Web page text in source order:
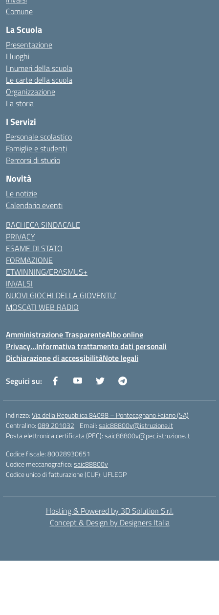
Comune
La Scuola
Presentazione
I luoghi
I numeri della scuola
Le carte della scuola
Organizzazione
La storia
I Servizi
Personale scolastico
Famiglie e studenti
Percorsi di studio
Novità
Le notizie
Calendario eventi
BACHECA SINDACALE
PRIVACY
ESAME DI STATO
FORMAZIONE
ETWINNING/ERASMUS+
INVALSI
NUOVI GIOCHI DELLA GIOVENTU’
MOSCATI WEB RADIO
Amministrazione TrasparenteAlbo online
Privacy…Informativa trattamento dati personali
Dichiarazione di accessibilitàNote legali
Seguici su:
Indirizzo:Via della Repubblica 84098 – Pontecagnano Faiano (SA)
Centralino:089 201032 Email:saic88800v@istruzione.it
Posta elettronica certificata (PEC):saic88800v@pec.istruzione.it
Codice fiscale: 80028930651
Codice meccanografico:saic88800v
Codice unico di fatturazione (CUF): UFLEGP
Hosting & Powered by 3D Solution S.r.l.
Concept & Design by Designers Italia